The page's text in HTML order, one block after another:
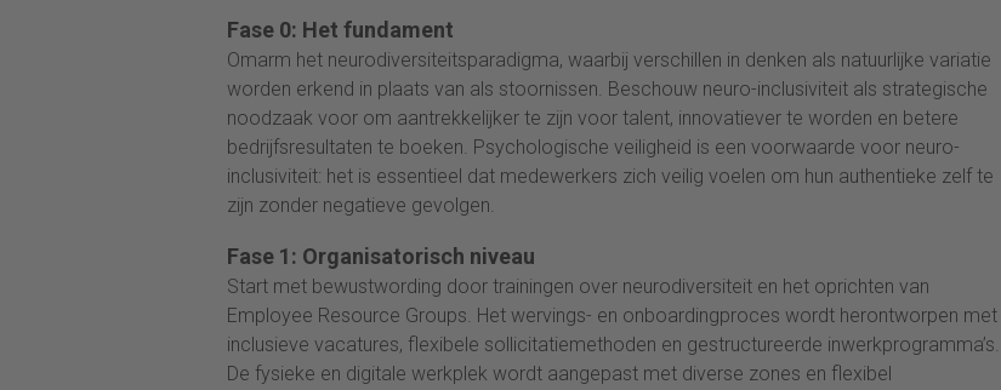
Fase 0: Het fundament
Omarm het neurodiversiteitsparadigma, waarbij verschillen in denken als natuurlijke variatie
worden erkend in plaats van als stoornissen. Beschouw neuro-inclusiviteit als strategische
noodzaak voor om aantrekkelijker te zijn voor talent, innovatiever te worden en betere
bedrijfsresultaten te boeken. Psychologische veiligheid is een voorwaarde voor neuro-
inclusiviteit: het is essentieel dat medewerkers zich veilig voelen om hun authentieke zelf te
zijn zonder negatieve gevolgen.
Fase 1: Organisatorisch niveau
Start met bewustwording door trainingen over neurodiversiteit en het oprichten van
Employee Resource Groups. Het wervings- en onboardingproces wordt herontworpen met
inclusieve vacatures, flexibele sollicitatiemethoden en gestructureerde inwerkprogramma’s.
De fysieke en digitale werkplek wordt aangepast met diverse zones en flexibel